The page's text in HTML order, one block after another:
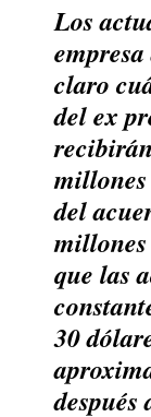
Los
claro
del ex
millones
del
millones
que las
30